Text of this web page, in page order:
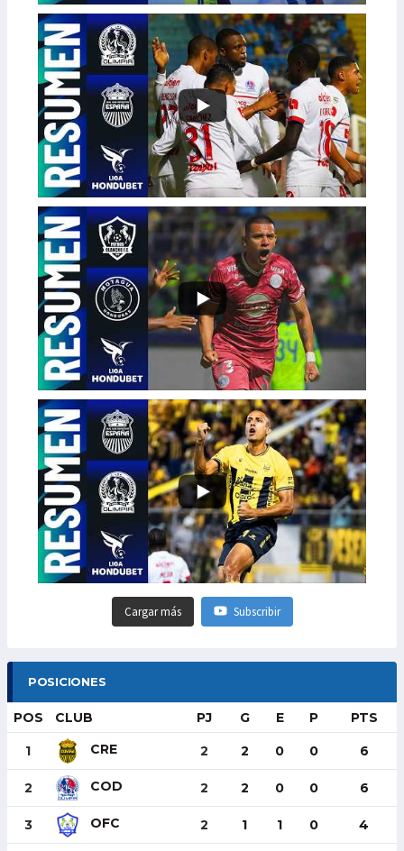
Cargar más Subscribir
POSICIONES
POS CLUB PJ G E P PTS
1 CRE 2 2 0 0 6
2 COD 2 2 0 0 6
3 OFC 2 1 1 0 4